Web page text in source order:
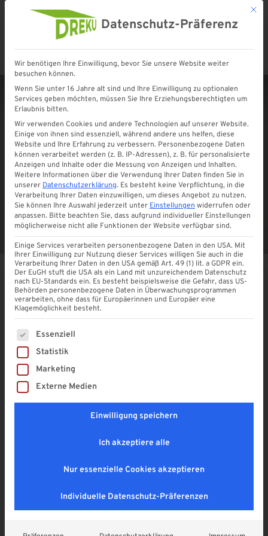
Startseite»Shop»Kunststoff U-Profil aus PVC
Kunststoff U-Profil aus PVC
4,9
19,20€
Enthält 19% MwSt. DE
zzgl.
Lieferzeit: ca. 1 - 2 Wochen
SOMMER RABATT! (mur am 08. & 09.08.2026
Mit
Datenschutz-Präferenz
Wir benötigen Ihre Einwilligung, bevor Sie unsere Website weiter
besuchen können.
Wenn Sie unter 16 Jahre alt sind und Ihre Einwilligung zu optionalen
Services geben möchten, müssen Sie Ihre Erziehungsberechtigten um
Erlaubnis bitten.
Wir verwenden Cookies und andere Technologien auf unserer Website.
Einige von ihnen sind essenziell, während andere uns helfen, diese
Website und Ihre Erfahrung zu verbessern. Personenbezogene Daten
können verarbeitet werden (z. B. IP-Adressen), z. B. für personalisierte
Anzeigen und Inhalte oder die Messung von Anzeigen und Inhalten.
Weitere Informationen über die Verwendung Ihrer Daten finden Sie in
unserer Datenschutzerklärung. Es besteht keine Verpflichtung, in die
Verarbeitung Ihrer Daten einzuwilligen, um dieses Angebot zu nutzen.
Sie können Ihre Auswahl jederzeit unter Einstellungen widerrufen oder
anpassen. Bitte beachten Sie, dass aufgrund individueller Einstellungen
möglicherweise nicht alle Funktionen der Website verfügbar sind.
Einige Services verarbeiten personenbezogene Daten in den USA. Mit
Ihrer Einwilligung zur Nutzung dieser Services willigen Sie auch in die
Verarbeitung Ihrer Daten in den USA gemäß Art. 49 (1) lit. a GDPR ein.
Der EuGH stuft die USA als ein Land mit unzureichendem Datenschutz
nach EU-Standards ein. Es besteht beispielsweise die Gefahr, dass US-
Behörden personenbezogene Daten in Überwachungsprogrammen
verarbeiten, ohne dass für Europäerinnen und Europäer eine
Klagemöglichkeit besteht.
Es folgt eine Liste der Service-Gruppen, für die eine
Essenziell
Statistik
Marketing
Externe Medien
Einwilligung speichern
Ich akzeptiere alle
Nur essenzielle Cookies akzeptieren
Individuelle Datenschutz-Präferenzen